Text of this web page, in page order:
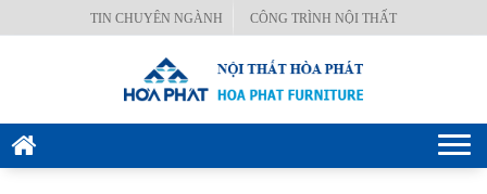
TIN CHUYÊN NGÀNH CÔNG TRÌNH NỘI THẤT
VĂN